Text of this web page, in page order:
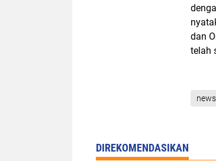
dan
telah
DIREKOMENDASIKAN